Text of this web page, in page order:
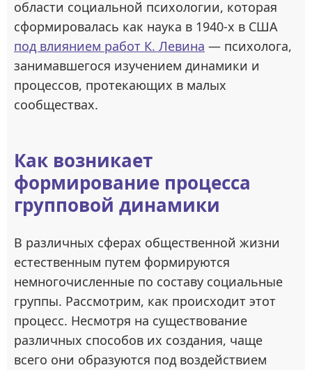
области социальной психологии, которая
сформировалась как наука в 1940-х в США
под влиянием работ К. Левина — психолога,
занимавшегося изучением динамики и
процессов, протекающих в малых
сообществах.
Как возникает
формирование процесса
групповой динамики
В различных сферах общественной жизни
естественным путем формируются
немногочисленные по составу социальные
группы. Рассмотрим, как происходит этот
процесс. Несмотря на существование
различных способов их создания, чаще
всего они образуются под воздействием